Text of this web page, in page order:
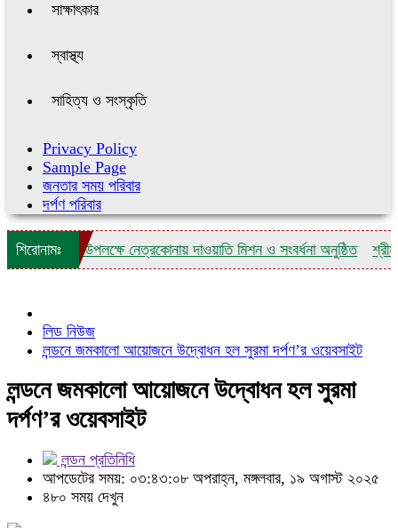
সাক্ষাৎকার
স্বাস্থ্য
সাহিত্য ও সংস্কৃতি
Privacy Policy
Sample Page
জনতার সময় পরিবার
দর্পণ পরিবার
শিরোনামঃ উপলক্ষে নেত্রকোনায় দাওয়াতি মিশন ও সংবর্ধনা অনুষ্ঠিত
লিড নিউজ
লন্ডনে জমকালো আয়োজনে উদ্বোধন হল সুরমা দর্পণ’র ওয়েবসাইট
লন্ডনে জমকালো আয়োজনে উদ্বোধন হল সুরমা
দর্পণ’র ওয়েবসাইট
লন্ডন প্রতিনিধি
আপডেটের সময়: ০৩:৪৩:০৮ অপরাহ্ন, মঙ্গলবার, ১৯ অগাস্ট ২০২৫
৪৮০ সময় দেখুন